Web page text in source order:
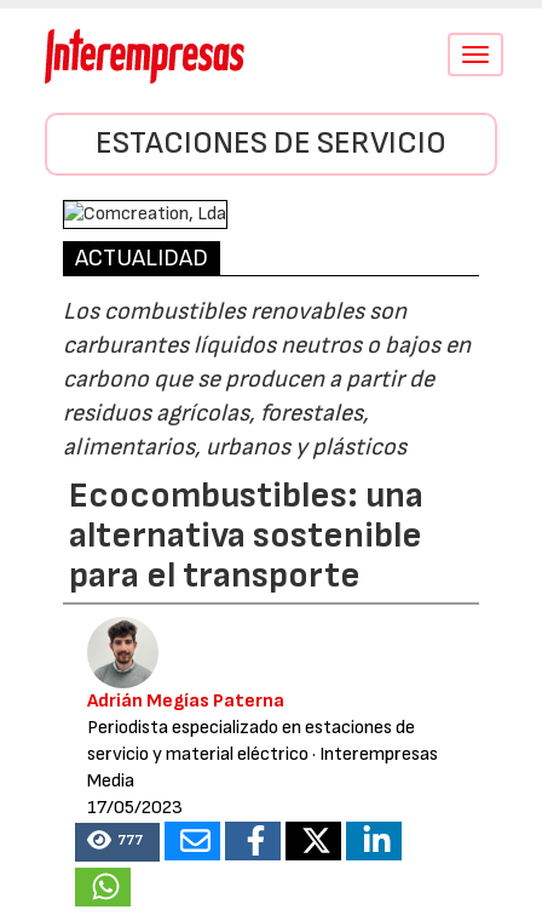
Conmutar
ESTACIONES DE SERVICIO
ACTUALIDAD
Los combustibles renovables son
carburantes líquidos neutros o bajos en
carbono que se producen a partir de
residuos agrícolas, forestales,
alimentarios, urbanos y plásticos
Ecocombustibles: una
alternativa sostenible
para el transporte
Adrián Megías Paterna
Periodista especializado en estaciones de
servicio y material eléctrico · Interempresas
Media
17/05/2023
777